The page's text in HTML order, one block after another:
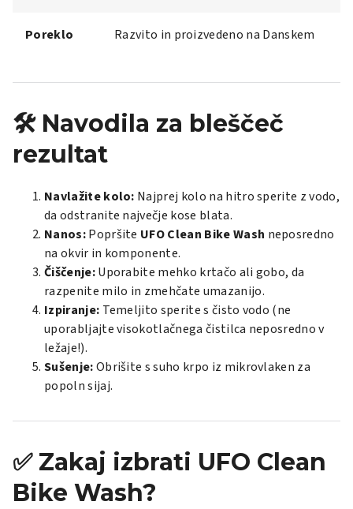
Poreklo Razvito in proizvedeno na Danskem
🛠️ Navodila za bleščeč
rezultat
Navlažite kolo: Najprej kolo na hitro sperite z vodo,
da odstranite največje kose blata.
Nanos:Popršite UFO Clean Bike Wash neposredno
na okvir in komponente.
Čiščenje:Uporabite mehko krtačo ali gobo, da
razpenite milo in zmehčate umazanijo.
Izpiranje: Temeljito sperite s čisto vodo (ne
uporabljajte visokotlačnega čistilca neposredno v
ležaje!).
Sušenje:Obrišite s suho krpo iz mikrovlaken za
popoln sijaj.
✅ Zakaj izbrati UFO Clean
Bike Wash?